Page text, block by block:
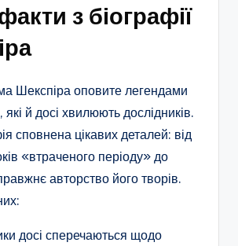
з біографії
Шекспіра оповите легендами
які й досі хвилюють дослідників.
сповнена цікавих деталей: від
«втраченого періоду» до
авторство його творів.
досі сперечаються щодо